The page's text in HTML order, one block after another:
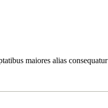
maiores alias consequatur